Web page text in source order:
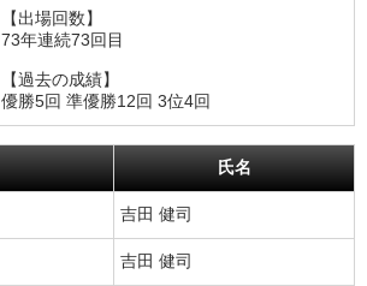
【出場回数】
73年連続73回目
【過去の成績】
優勝5回 準優勝12回 3位4回
氏名
吉田 健司
吉田 健司